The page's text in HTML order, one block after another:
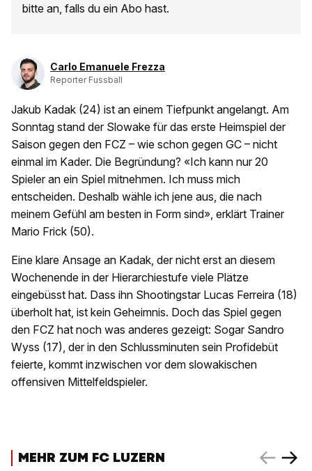
bitte an, falls du ein Abo hast.
Carlo Emanuele Frezza
Reporter Fussball
Jakub Kadak (24) ist an einem Tiefpunkt angelangt. Am
Sonntag stand der Slowake für das erste Heimspiel der
Saison gegen den FCZ – wie schon gegen GC – nicht
einmal im Kader. Die Begründung? «Ich kann nur 20
Spieler an ein Spiel mitnehmen. Ich muss mich
entscheiden. Deshalb wähle ich jene aus, die nach
meinem Gefühl am besten in Form sind», erklärt Trainer
Mario Frick (50).
Eine klare Ansage an Kadak, der nicht erst an diesem
Wochenende in der Hierarchiestufe viele Plätze
eingebüsst hat. Dass ihn Shootingstar Lucas Ferreira (18)
überholt hat, ist kein Geheimnis. Doch das Spiel gegen
den FCZ hat noch was anderes gezeigt: Sogar Sandro
Wyss (17), der in den Schlussminuten sein Profidebüt
feierte, kommt inzwischen vor dem slowakischen
offensiven Mittelfeldspieler.
MEHR ZUM FC LUZERN